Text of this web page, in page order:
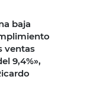
baja
ventas
9,4%»,